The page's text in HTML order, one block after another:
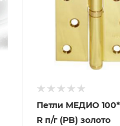
Петли МЕДИО
R п/г (PB) золото